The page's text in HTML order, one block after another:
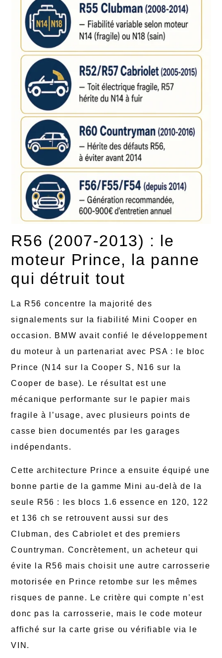
R56 (2007-2013) : le
moteur Prince, la panne
qui détruit tout
La R56 concentre la majorité des
signalements sur la fiabilité Mini Cooper en
occasion. BMW avait confié le développement
du moteur à un partenariat avec PSA : le bloc
Prince (N14 sur la Cooper S, N16 sur la
Cooper de base). Le résultat est une
mécanique performante sur le papier mais
fragile à l’usage, avec plusieurs points de
casse bien documentés par les garages
indépendants.
Cette architecture Prince a ensuite équipé une
bonne partie de la gamme Mini au-delà de la
seule R56 : les blocs 1.6 essence en 120, 122
et 136 ch se retrouvent aussi sur des
Clubman, des Cabriolet et des premiers
Countryman. Concrètement, un acheteur qui
évite la R56 mais choisit une autre carrosserie
motorisée en Prince retombe sur les mêmes
risques de panne. Le critère qui compte n’est
donc pas la carrosserie, mais le code moteur
affiché sur la carte grise ou vérifiable via le
VIN.